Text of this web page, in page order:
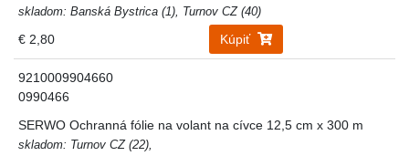
skladom: Banská Bystrica (1), Turnov CZ (40)
€ 2,80 Kúpiť
9210009904660
0990466
SERWO Ochranná fólie na volant na cívce 12,5 cm x 300 m
skladom: Turnov CZ (22),